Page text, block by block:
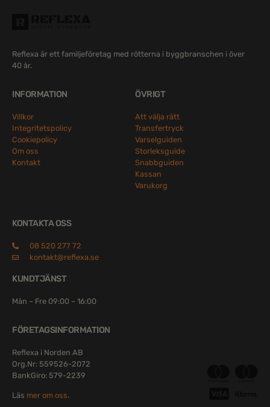
Reflexa är ett familjeföretag med rötterna i byggbranschen i över
40 år.
INFORMATION
Villkor
Integritetspolicy
Cookiepolicy
Om oss
Kontakt
ÖVRIGT
Att välja rätt
Transfertryck
Varselguiden
Storleksguide
Snabbguiden
Kassan
Varukorg
KONTAKTA OSS
08 520 277 72
kontakt@reflexa.se
KUNDTJÄNST
Mån – Fre 09:00 – 16:00
FÖRETAGSINFORMATION
Reflexa i Norden AB
Org.Nr: 559526-2072
BankGiro: 579-2239
Läs mer om oss.